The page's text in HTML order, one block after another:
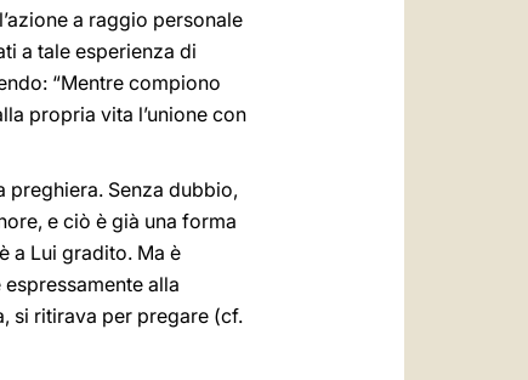
a raggio personale
a tale esperienza di
“Mentre compiono
propria vita l’unione con
preghiera. Senza dubbio,
e ciò è già una forma
a Lui gradito. Ma è
alla
si ritirava per pregare (cf.